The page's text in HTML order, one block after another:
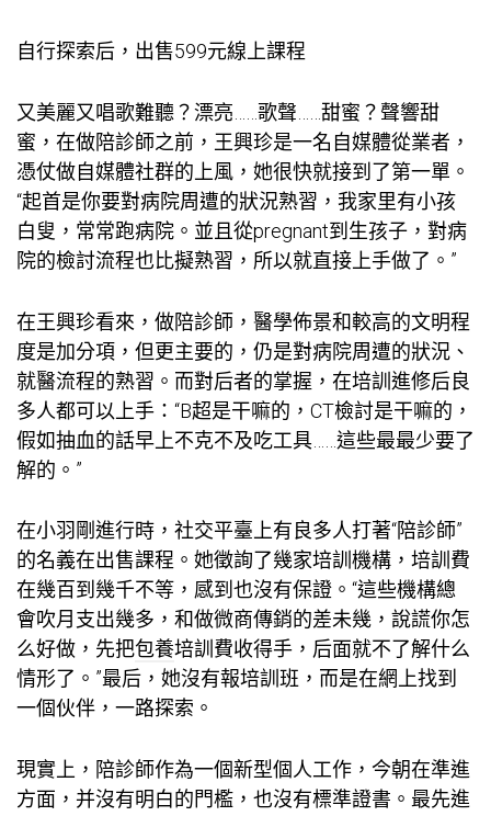
自行探索后，出售599元線上課程
又美麗又唱歌難聽？漂亮……歌聲……甜蜜？聲響甜
蜜，在做陪診師之前，王興珍是一名自媒體從業者，
憑仗做自媒體社群的上風，她很快就接到了第一單。
“起首是你要對病院周遭的狀況熟習，我家里有小孩
白叟，常常跑病院。並且從pregnant到生孩子，對病
院的檢討流程也比擬熟習，所以就直接上手做了。”
在王興珍看來，做陪診師，醫學佈景和較高的文明程
度是加分項，但更主要的，仍是對病院周遭的狀況、
就醫流程的熟習。而對后者的掌握，在培訓進修后良
多人都可以上手：“B超是干嘛的，CT檢討是干嘛的，
假如抽血的話早上不克不及吃工具……這些最最少要了
解的。”
在小羽剛進行時，社交平臺上有良多人打著“陪診師”
的名義在出售課程。她徵詢了幾家培訓機構，培訓費
在幾百到幾千不等，感到也沒有保證。“這些機構總
會吹月支出幾多，和做微商傳銷的差未幾，說謊你怎
么好做，先把包養培訓費收得手，后面就不了解什么
情形了。”最后，她沒有報培訓班，而是在網上找到
一個伙伴，一路探索。
現實上，陪診師作為一個新型個人工作，今朝在準進
方面，并沒有明白的門檻，也沒有標準證書。最先進